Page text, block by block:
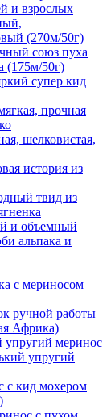
и взрослых
(270м/50г)
союз пуха
(175м/50г)
супер кид
прочная
шелковистая,
история из
твид из
и объемный
альпака и
с мериносом
ручной работы
Африка)
упругий меринос
упругий
с кид мохером